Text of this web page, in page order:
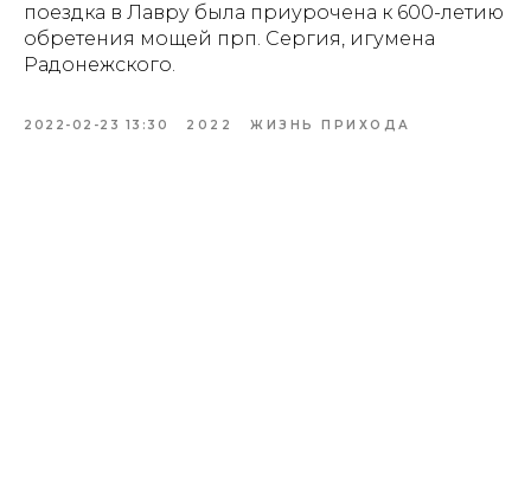
поездка в Лавру была приурочена к 600-летию
обретения мощей прп. Сергия, игумена
Радонежского.
2022-02-23 13:30 2022 ЖИЗНЬ ПРИХОДА